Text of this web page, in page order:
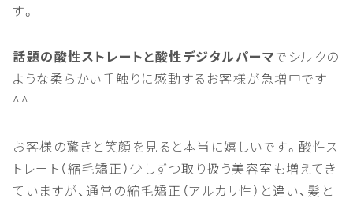
す。
話題の酸性ストレートと酸性デジタルパーマでシルクの
ような柔らかい手触りに感動するお客様が急増中です
^^
お客様の驚きと笑顔を見ると本当に嬉しいです。酸性ス
トレート（縮毛矯正）少しずつ取り扱う美容室も増えてき
ていますが、通常の縮毛矯正（アルカリ性）と違い、髪と